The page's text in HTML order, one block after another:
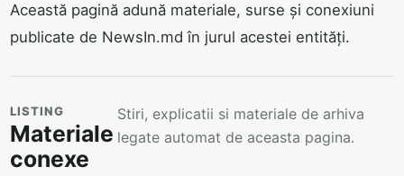
Această pagină adună materiale, surse și conexiuni
publicate de NewsIn.md în jurul acestei entități.
LISTING
Materiale
conexe
Stiri, explicatii si materiale de arhiva
legate automat de aceasta pagina.